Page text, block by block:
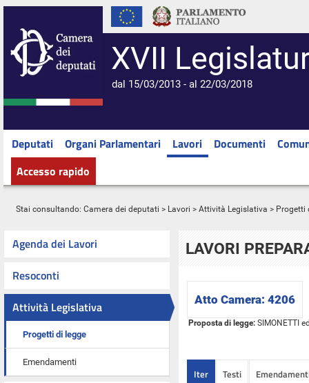
XVII
dal 15/03/2013 - al 22/03/2018
Deputati Organi Parlamentari Lavori Documenti
Accesso rapido
Stai consultando: Camera dei deputati > Lavori > Attività Legislativa > Progetti
Agenda dei Lavori
Resoconti
Attività Legislativa
Progetti di legge
Emendamenti
LAVORI
Atto Camera: 4206
Proposta di legge: SIMONETTI
Iter Testi